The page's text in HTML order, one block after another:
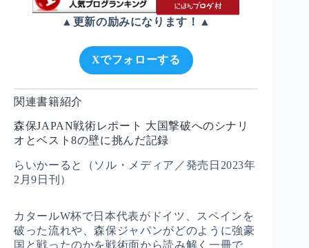
▲更新の励みになります！▲
Xでフォローする
関連書籍紹介
森保JAPAN戦術レポート 大国撃破へのシナリ
オとベスト8の壁に挑んだ記録
らいかーると（ソル・メディア／発売日2023年
2月9日刊）
カタールW杯で日本代表がドイツ、スペインを
破った流れや、森保ジャパンがどのように強豪
国と戦ったのかを戦術面から読み解く一冊で